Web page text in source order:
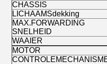
CHASSIS
LICHAAMSdekking
MAX.FORWARDING
SNELHEID
WAAIER
MOTOR